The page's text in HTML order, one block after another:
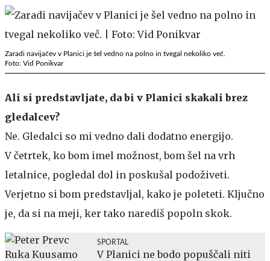
Zaradi navijačev v Planici je šel vedno na polno in tvegal nekoliko več.
Foto: Vid Ponikvar
Ali si predstavljate, da bi v Planici skakali brez
gledalcev?
Ne. Gledalci so mi vedno dali dodatno energijo.
V četrtek, ko bom imel možnost, bom šel na vrh
letalnice, pogledal dol in poskušal podoživeti.
Verjetno si bom predstavljal, kako je poleteti. Ključno
je, da si na meji, ker tako narediš popoln skok.
SPORTAL
V Planici ne bodo popuščali niti